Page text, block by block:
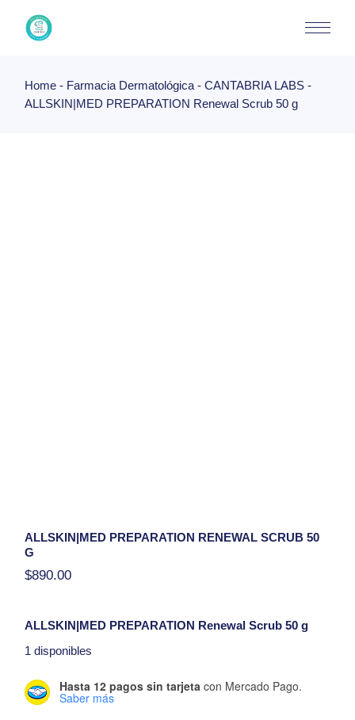
content
Home Farmacia Dermatológica
CANTABRIA LABS
ALLSKIN|MED PREPARATION Renewal Scrub 50 g
ALLSKIN|MED PREPARATION RENEWAL SCRUB 50
G
$890.00
ALLSKIN|MED PREPARATION Renewal Scrub 50 g
exfolia, renueva la textura y ayuda a controlar el exceso de
grasa para una piel más luminosa.
Hola, tengo una duda con respecto al producto
ALLSKIN|MED PREPARATION Renewal Scrub 50 g
1 disponibles
Hasta 12 pagos sin tarjeta con Mercado Pago.
Saber más